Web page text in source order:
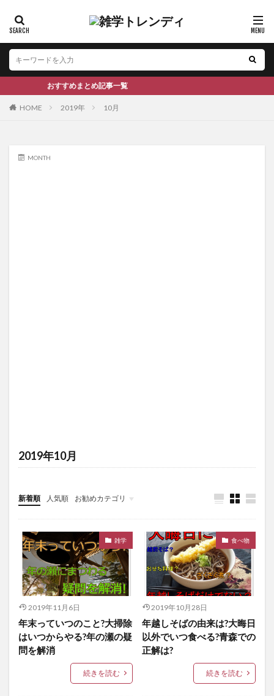
おすすめまとめ記事一覧
HOME 2019年 10月
MONTH
2019年10月
新着順 人気順 お勧めカテゴリ
未分類
雑学
2019年11月6日
年末っていつのこと?大掃除
はいつからやる?年の瀬の疑
問を解消
続きを読む
食べ物
2019年10月28日
年越しそばの由来は?大晦日
以外でいつ食べる?青森での
正解は?
続きを読む